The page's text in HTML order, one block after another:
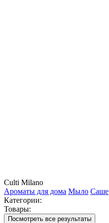
Culti Milano
Ароматы для дома Мыло Саше
Категории:
Товары:
Посмотреть все результаты